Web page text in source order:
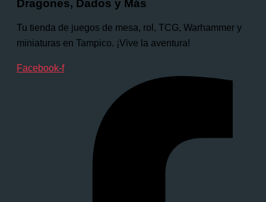
Dragones, Dados y Más
Tu tienda de juegos de mesa, rol, TCG, Warhammer y
miniaturas en Tampico. ¡Vive la aventura!
Facebook-f